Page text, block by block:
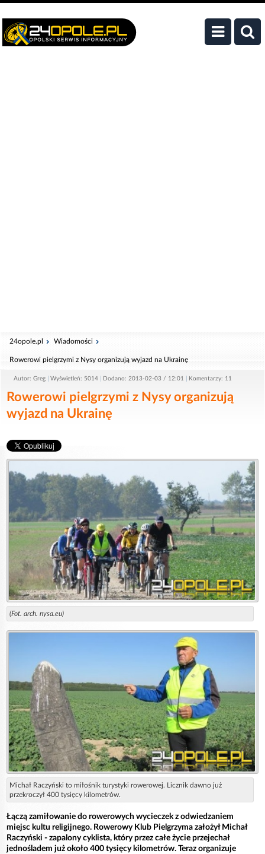
24opole.pl Wiadomości
Rowerowi pielgrzymi z Nysy organizują wyjazd na Ukrainę
Autor: Greg Wyświetleń: 5014 Dodano: 2013-02-03 / 12:01 Komentarzy: 11
Rowerowi pielgrzymi z Nysy organizują
wyjazd na Ukrainę
(Fot. arch. nysa.eu)
Michał Raczyński to miłośnik turystyki rowerowej. Licznik dawno już
przekroczył 400 tysięcy kilometrów.
Łączą zamiłowanie do rowerowych wycieczek z odwiedzaniem
miejsc kultu religijnego. Rowerowy Klub Pielgrzyma założył Michał
Raczyński - zapalony cyklista, który przez całe życie przejechał
jednośladem już około 400 tysięcy kilometrów. Teraz organizuje